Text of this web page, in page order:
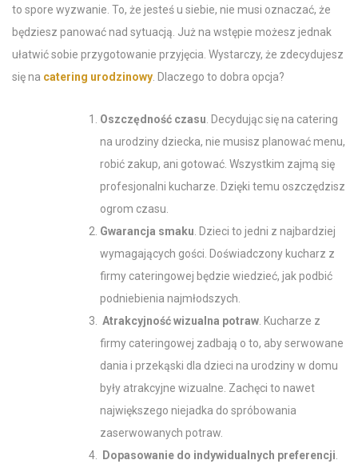
to spore wyzwanie. To, że jesteś u siebie, nie musi oznaczać, że
będziesz panować nad sytuacją. Już na wstępie możesz jednak
ułatwić sobie przygotowanie przyjęcia. Wystarczy, że zdecydujesz
się na catering urodzinowy. Dlaczego to dobra opcja?
Oszczędność czasu. Decydując się na catering
na urodziny dziecka, nie musisz planować menu,
robić zakup, ani gotować. Wszystkim zajmą się
profesjonalni kucharze. Dzięki temu oszczędzisz
ogrom czasu.
Gwarancja smaku. Dzieci to jedni z najbardziej
wymagających gości. Doświadczony kucharz z
firmy cateringowej będzie wiedzieć, jakpodbić
podniebienia najmłodszych.
Atrakcyjność wizualna potraw. Kucharze z
firmy cateringowej zadbają o to, aby serwowane
dania i przekąski dla dzieci na urodziny w domu
były atrakcyjne wizualne. Zachęci to nawet
największego niejadka do spróbowania
zaserwowanych potraw.
Dopasowanie do indywidualnych preferencji.